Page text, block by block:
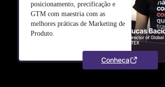
posicionamento, precificação e
GTM com maestria com as
melhores práticas de Marketing de
Produto.
Conheça